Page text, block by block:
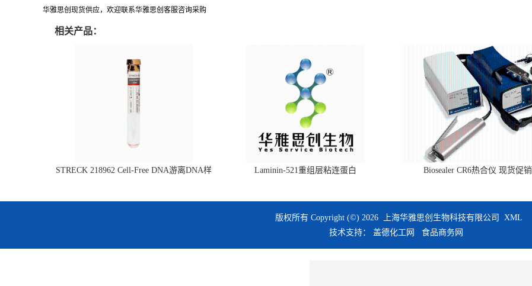
华雅思创现货供应，欢迎联系华雅思创客服咨询采购
相关产品：
STRECK 218962 Cell-Free DNA游离DNA样
Laminin-521重组层粘连蛋白 Biosealer CR6热合仪 现货促销
版权所有 Copyright (©) 2026 上海华雅思创生物科技有限公司
XML
技术支持： 盖德化工网 食品商务网